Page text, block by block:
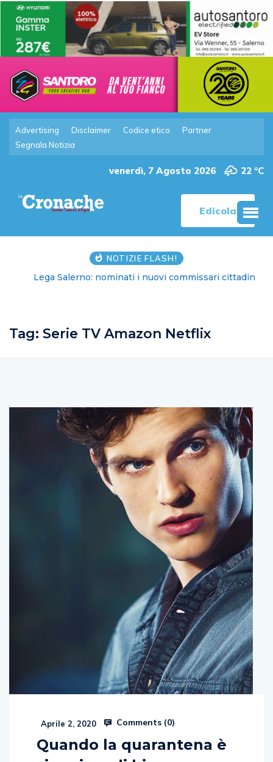
Advertising Disclaimer Codice etico
Partner
Segnala Notizia
venerdì, 7 Agosto 2026 22 °C
Edicola
NOTIZIE FLASH!
Lega Salerno: nominati i nuovi commissari cittadini
Quando la quarantena è
sinonimo di binge